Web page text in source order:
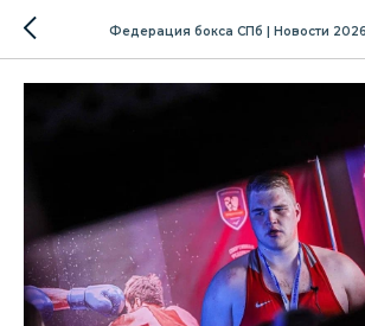
Федерация бокса СПб | Новости